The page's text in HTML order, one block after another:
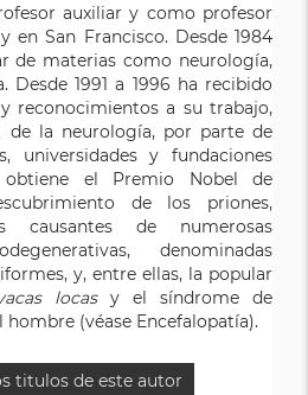
auxiliar y como profesor
en San Francisco. Desde 1984
de materias como neurología,
1991 a 1996 ha recibido
reconocimientos a su trabajo,
de la neurología, por parte de
universidades y fundaciones
obtiene el Premio Nobel de
de los priones,
causantes de numerosas
denominadas
y, entre ellas, la popular
locas y el síndrome de
(véase Encefalopatía).
titulos de este autor